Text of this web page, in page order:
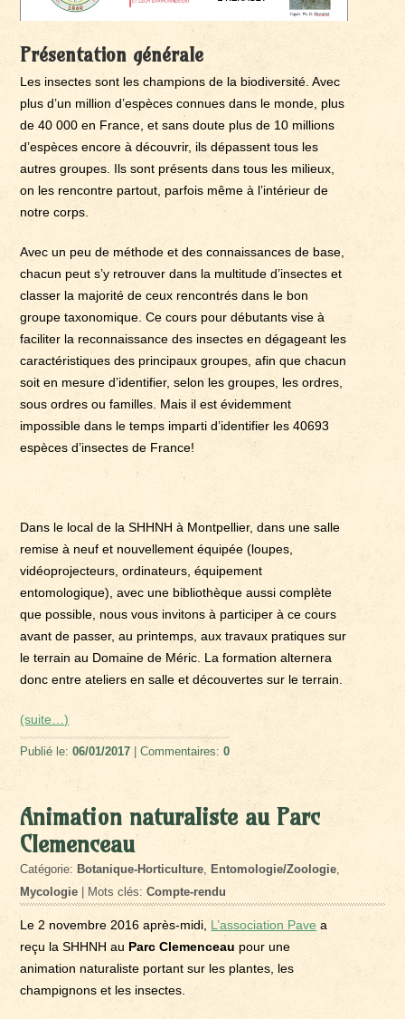
Présentation générale
Les insectes sont les champions de la biodiversité. Avec
plus d’un million d’espèces connues dans le monde, plus
de 40 000 en France, et sans doute plus de 10 millions
d’espèces encore à découvrir, ils dépassent tous les
autres groupes. Ils sont présents dans tous les milieux,
on les rencontre partout, parfois même à l’intérieur de
notre corps.
Avec un peu de méthode et des connaissances de base,
chacun peut s’y retrouver dans la multitude d’insectes et
classer la majorité de ceux rencontrés dans le bon
groupe taxonomique. Ce cours pour débutants vise à
faciliter la reconnaissance des insectes en dégageant les
caractéristiques des principaux groupes, afin que chacun
soit en mesure d’identifier, selon les groupes, les ordres,
sous ordres ou familles. Mais il est évidemment
impossible dans le temps imparti d’identifier les 40693
espèces d’insectes de France!
Dans le local de la SHHNH à Montpellier, dans une salle
remise à neuf et nouvellement équipée (loupes,
vidéoprojecteurs, ordinateurs, équipement
entomologique), avec une bibliothèque aussi complète
que possible, nous vous invitons à participer à ce cours
avant de passer, au printemps, aux travaux pratiques sur
le terrain au Domaine de Méric. La formation alternera
donc entre ateliers en salle et découvertes sur le terrain.
(suite…)
Publié le:06/01/2017 | Commentaires:0
Animation naturaliste au Parc
Clemenceau
Catégorie: Botanique-Horticulture, Entomologie/Zoologie,
Mycologie | Mots clés:Compte-rendu
Le 2 novembre 2016 après-midi, L’association Pave a
reçu la SHHNH au Parc Clemenceau pour une
animation naturaliste portant sur les plantes, les
champignons et les insectes.